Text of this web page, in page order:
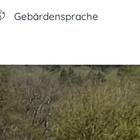
Gebärdensprache